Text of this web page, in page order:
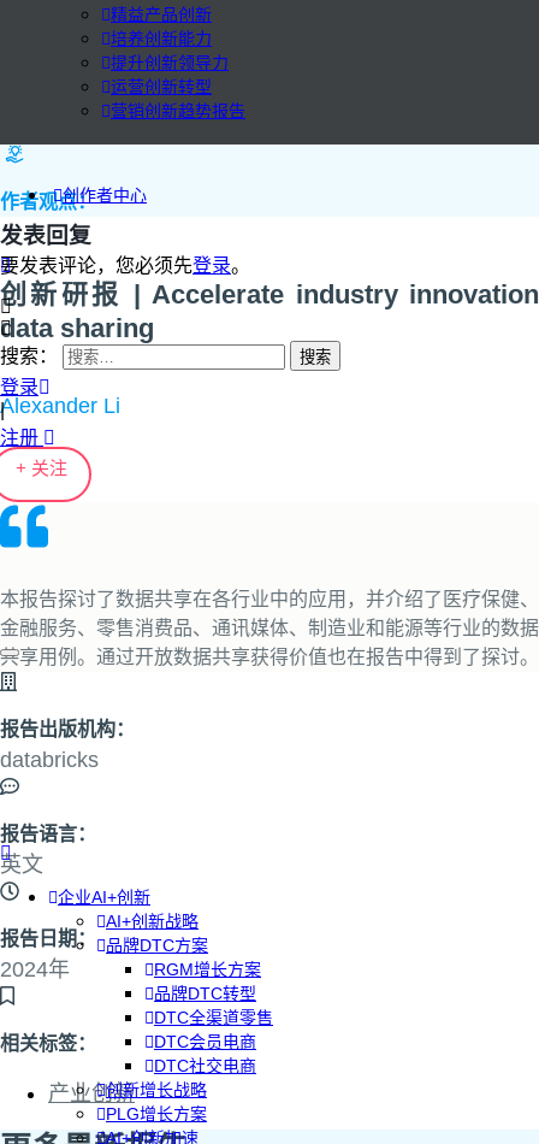
精益产品创新
培养创新能力
提升创新领导力
运营创新转型
营销创新趋势报告
创作者中心
搜索：
登录
|
注册
企业AI+创新
AI+创新战略
品牌DTC方案
RGM增长方案
品牌DTC转型
DTC全渠道零售
DTC会员电商
DTC社交电商
创新增长战略
PLG增长方案
AI+创新加速
作者观点：
发表回复
要发表评论，您必须先登录。
创新研报 | Accelerate industry innovation
data sharing
Alexander Li
+ 关注
本报告探讨了数据共享在各行业中的应用，并介绍了医疗保健、
金融服务、零售消费品、通讯媒体、制造业和能源等行业的数据
共享用例。通过开放数据共享获得价值也在报告中得到了探讨。
报告出版机构：
databricks
报告语言：
英文
报告日期：
2024年
相关标签：
产业创新